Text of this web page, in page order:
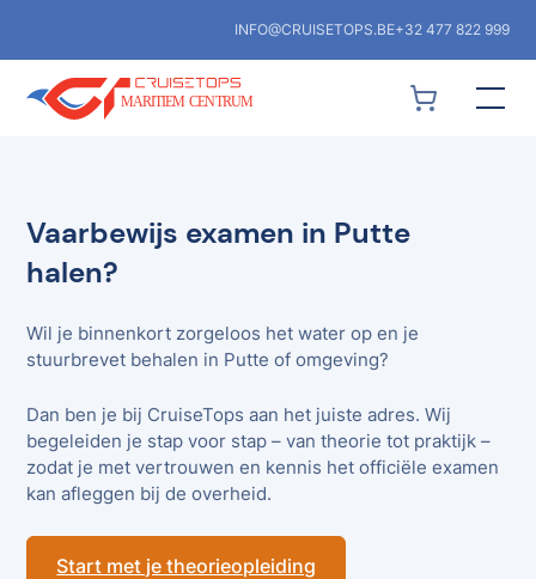
INFO@CRUISETOPS.BE+32 477 822 999
Vaarbewijs examen in Putte
halen?
Wil je binnenkort zorgeloos het water op en je
stuurbrevet behalen in Putte of omgeving?
Dan ben je bij CruiseTops aan het juiste adres. Wij
begeleiden je stap voor stap – van theorie tot praktijk –
zodat je met vertrouwen en kennis het officiële examen
kan afleggen bij de overheid.
Start met je theorieopleiding